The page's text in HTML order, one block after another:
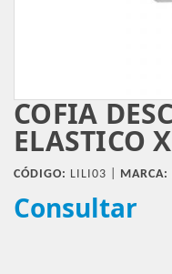
COFIA
ELASTICO
CÓDIGO: LILI03 | MARCA:
Consultar